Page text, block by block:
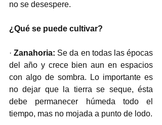
no se desespere.
¿Qué se puede cultivar?
· Zanahoria: Se da en todas las épocas
del año y crece bien aun en espacios
con algo de sombra. Lo importante es
no dejar que la tierra se seque, ésta
debe permanecer húmeda todo el